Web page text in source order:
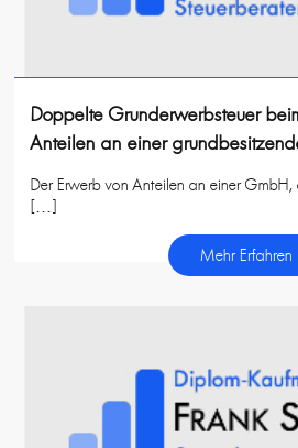
Doppelte Grunderwerbsteuer
Anteilen an einer
Der Erwerb von Anteilen an einer
[…]
Mehr Erfahren